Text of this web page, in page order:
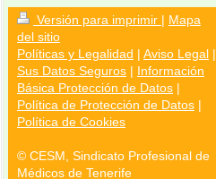
Versión para imprimir | Mapa
del sitio
Políticas y Legalidad | Aviso Legal|
Sus Datos Seguros| Información
Básica Protección de Datos|
Política de Protección de Datos|
Política de Cookies
© CESM, Sindicato Profesional de
Médicos de Tenerife